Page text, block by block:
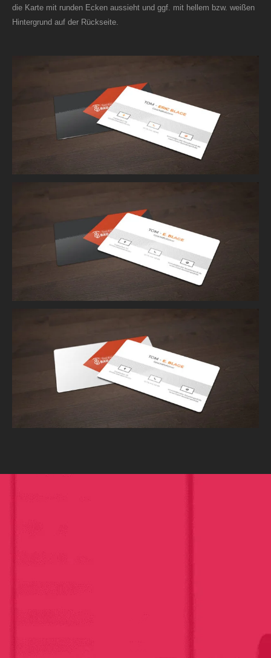
die Karte mit runden Ecken aussieht und ggf. mit hellem bzw. weißen
Hintergrund auf der Rückseite.